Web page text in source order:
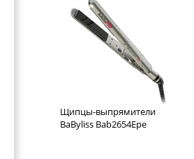
Щипцы-выпрямители
BaByliss Bab2654Epe